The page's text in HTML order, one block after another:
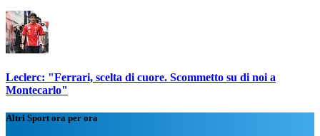
Leclerc: "Ferrari, scelta di cuore. Scommetto su di noi a
Montecarlo"
Altri Sport ora per ora